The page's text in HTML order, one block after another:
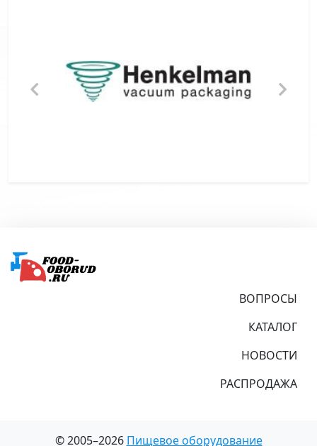
ВОПРОСЫ
КАТАЛОГ
НОВОСТИ
РАСПРОДАЖА
© 2005–2026 Пищевое оборудование